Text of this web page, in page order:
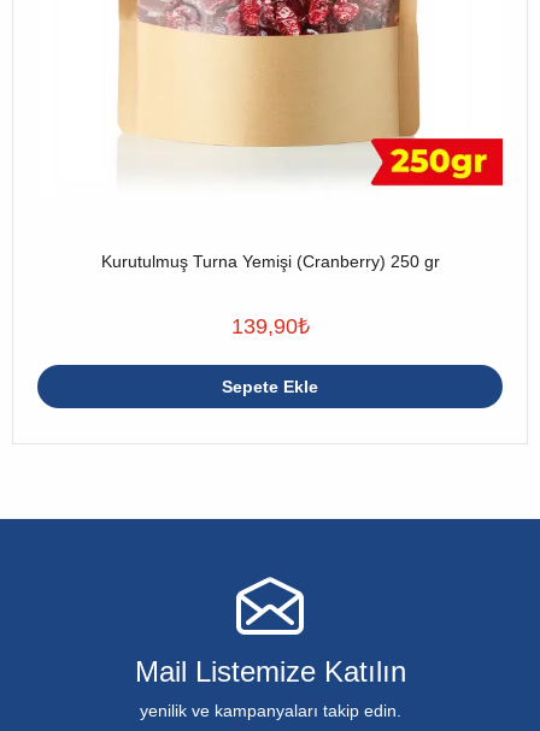
Kurutulmuş Turna Yemişi (Cranberry) 250 gr
139,90₺
Sepete Ekle
Mail Listemize Katılın
yenilik ve kampanyaları takip edin.